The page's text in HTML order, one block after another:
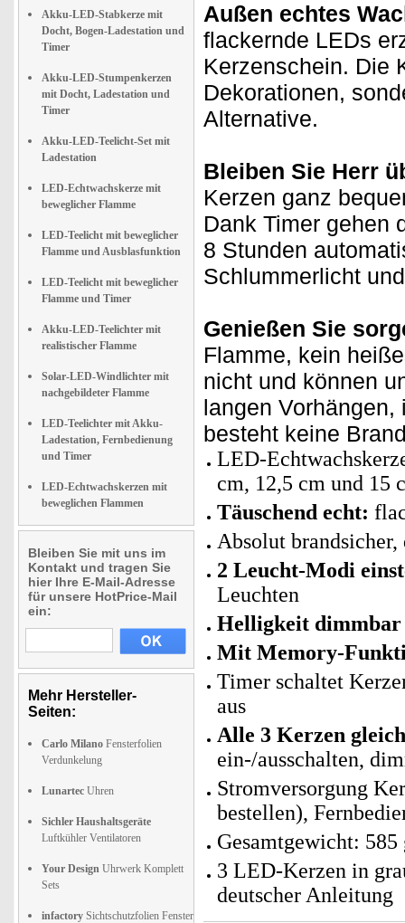
Akku-LED-Stabkerze mit
Docht, Bogen-Ladestation und
Timer
Akku-LED-Stumpenkerzen
mit Docht, Ladestation und
Timer
Akku-LED-Teelicht-Set mit
Ladestation
LED-Echtwachskerze mit
beweglicher Flamme
LED-Teelicht mit beweglicher
Flamme und Ausblasfunktion
LED-Teelicht mit beweglicher
Flamme und Timer
Akku-LED-Teelichter mit
realistischer Flamme
Solar-LED-Windlichter mit
nachgebildeter Flamme
LED-Teelichter mit Akku-
Ladestation, Fernbedienung
und Timer
LED-Echtwachskerzen mit
beweglichen Flammen
Bleiben Sie mit uns im
Kontakt und tragen Sie
hier Ihre E-Mail-Adresse
für unsere HotPrice-Mail
ein:
Mehr Hersteller-
Seiten:
Carlo Milano Fensterfolien
Verdunkelung
Lunartec Uhren
Sichler Haushaltsgeräte
Luftkühler Ventilatoren
Your Design Uhrwerk Komplett
Sets
infactory Sichtschutzfolien Fenster
Außen echtes
flackernde LEDs
Kerzenschein. Die
Dekorationen,
Alternative.
Bleiben Sie Herr
Kerzen ganz
Dank Timer gehen
8 Stunden
Schlummerlicht
Genießen Sie
Flamme, kein
nicht und können
langen
besteht keine
LED-
cm, 12,5 cm und 15
Täuschend echt:
Absolut
2 Leucht-Modi
Leuchten
Helligkeit dimmbar
Mit Memory-
Timer schaltet
aus
Alle 3 Kerzen
ein-/ausschalten,
Stromversorgung
bestellen),
Gesamtgewicht: 585
3 LED-Kerzen in
deutscher Anleitung